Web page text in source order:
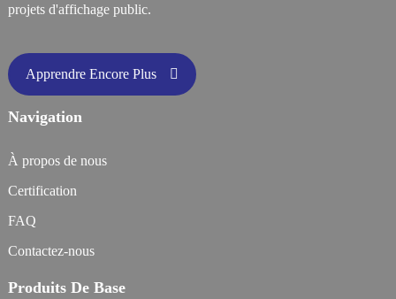
projets d'affichage public.
Apprendre Encore Plus
Navigation
À propos de nous
Certification
FAQ
Contactez-nous
Produits De Base